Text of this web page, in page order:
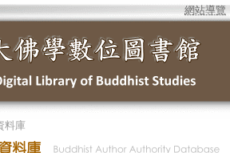
網站導覽
料庫